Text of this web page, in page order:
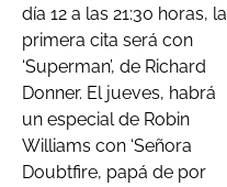
día 12 a las 21:30 horas, la
primera cita será con
‘Superman’, de Richard
Donner. El jueves, habrá
un especial de Robin
Williams con ‘Señora
Doubtfire, papá de por